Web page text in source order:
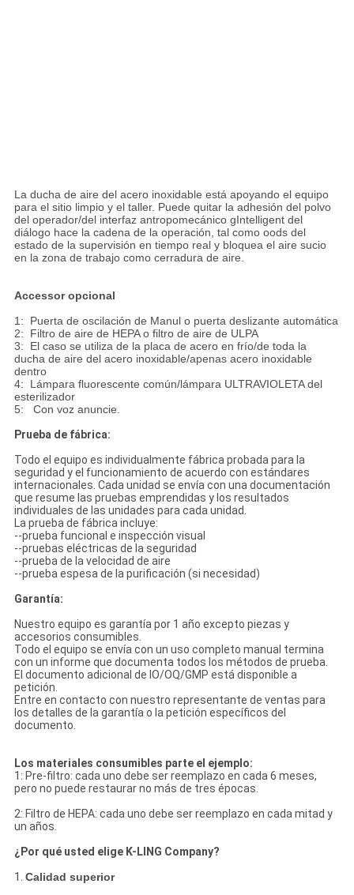
La ducha de aire del acero inoxidable está apoyando el equipo
para el sitio limpio y el taller. Puede quitar la adhesión del polvo
del operador/del interfaz antropomecánico gIntelligent del
diálogo hace la cadena de la operación, tal como oods del
estado de la supervisión en tiempo real y bloquea el aire sucio
en la zona de trabajo como cerradura de aire.
Accessor opcional
1: Puerta de oscilación de Manul o puerta deslizante automática
2: Filtro de aire de HEPA o filtro de aire de ULPA
3: El caso se utiliza de la placa de acero en frío/de toda la
ducha de aire del acero inoxidable/apenas acero inoxidable
dentro
4: Lámpara fluorescente común/lámpara ULTRAVIOLETA del
esterilizador
5: Con voz anuncie.
Prueba de fábrica:
Todo el equipo es individualmente fábrica probada para la
seguridad y el funcionamiento de acuerdo con estándares
internacionales. Cada unidad se envía con una documentación
que resume las pruebas emprendidas y los resultados
individuales de las unidades para cada unidad.
La prueba de fábrica incluye:
--prueba funcional e inspección visual
--pruebas eléctricas de la seguridad
--prueba de la velocidad de aire
--prueba espesa de la purificación (si necesidad)
Garantía:
Nuestro equipo es garantía por 1 año excepto piezas y
accesorios consumibles.
Todo el equipo se envía con un uso completo manual termina
con un informe que documenta todos los métodos de prueba.
El documento adicional de IO/OQ/GMP está disponible a
petición.
Entre en contacto con nuestro representante de ventas para
los detalles de la garantía o la petición específicos del
documento.
Los materiales consumibles parte el ejemplo:
1: Pre-filtro: cada uno debe ser reemplazo en cada 6 meses,
pero no puede restaurar no más de tres épocas.
2: Filtro de HEPA: cada uno debe ser reemplazo en cada mitad y
un años.
¿Por qué usted elige K-LING Company?
1. Calidad superior